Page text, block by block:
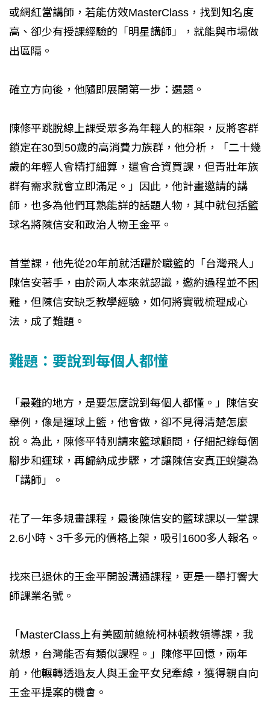
或網紅當講師，若能仿效MasterClass，找到知名度
高、卻少有授課經驗的「明星講師」，就能與市場做
出區隔。
確立方向後，他隨即展開第一步：選題。
陳修平跳脫線上課受眾多為年輕人的框架，反將客群
鎖定在30到50歲的高消費力族群，他分析，「二十幾
歲的年輕人會精打細算，還會合資買課，但青壯年族
群有需求就會立即滿足。」因此，他計畫邀請的講
師，也多為他們耳熟能詳的話題人物，其中就包括籃
球名將陳信安和政治人物王金平。
首堂課，他先從20年前就活躍於職籃的「台灣飛人」
陳信安著手，由於兩人本來就認識，邀約過程並不困
難，但陳信安缺乏教學經驗，如何將實戰梳理成心
法，成了難題。
難題：要說到每個人都懂
「最難的地方，是要怎麼說到每個人都懂。」陳信安
舉例，像是運球上籃，他會做，卻不見得清楚怎麼
說。為此，陳修平特別請來籃球顧問，仔細記錄每個
腳步和運球，再歸納成步驟，才讓陳信安真正蛻變為
「講師」。
花了一年多規畫課程，最後陳信安的籃球課以一堂課
2.6小時、3千多元的價格上架，吸引1600多人報名。
找來已退休的王金平開設溝通課程，更是一舉打響大
師課業名號。
「MasterClass上有美國前總統柯林頓教領導課，我
就想，台灣能否有類似課程。」陳修平回憶，兩年
前，他輾轉透過友人與王金平女兒牽線，獲得親自向
王金平提案的機會。